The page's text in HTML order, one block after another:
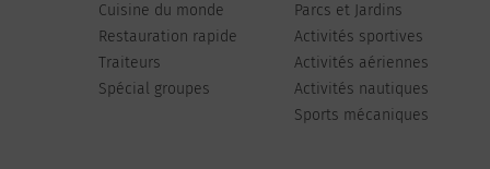
Cuisine du monde
Restauration rapide
Traiteurs
Spécial groupes
Parcs et Jardins
Activités sportives
Activités aériennes
Activités nautiques
Sports mécaniques